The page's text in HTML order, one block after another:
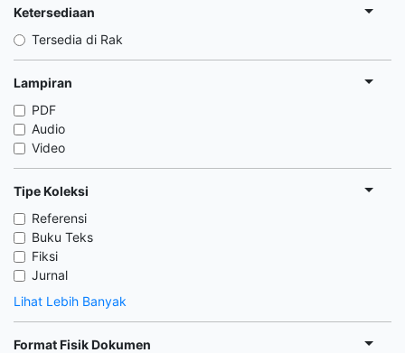
Ketersediaan
Tersedia di Rak
Lampiran
PDF
Audio
Video
Tipe Koleksi
Referensi
Buku Teks
Fiksi
Jurnal
Lihat Lebih Banyak
Format Fisik Dokumen